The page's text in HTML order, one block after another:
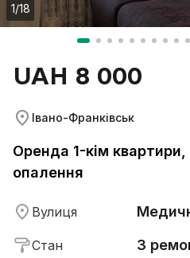
1/18
UAH 8 000
Івано-Франківськ
Оренда 1-кім квартири,
опалення
Вулиця
Стан З